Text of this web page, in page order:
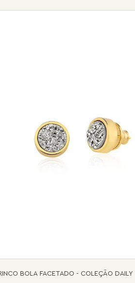
oferecer a melhor alternativa possível.
BOLA FACETADO - COLEÇÃO DAILY